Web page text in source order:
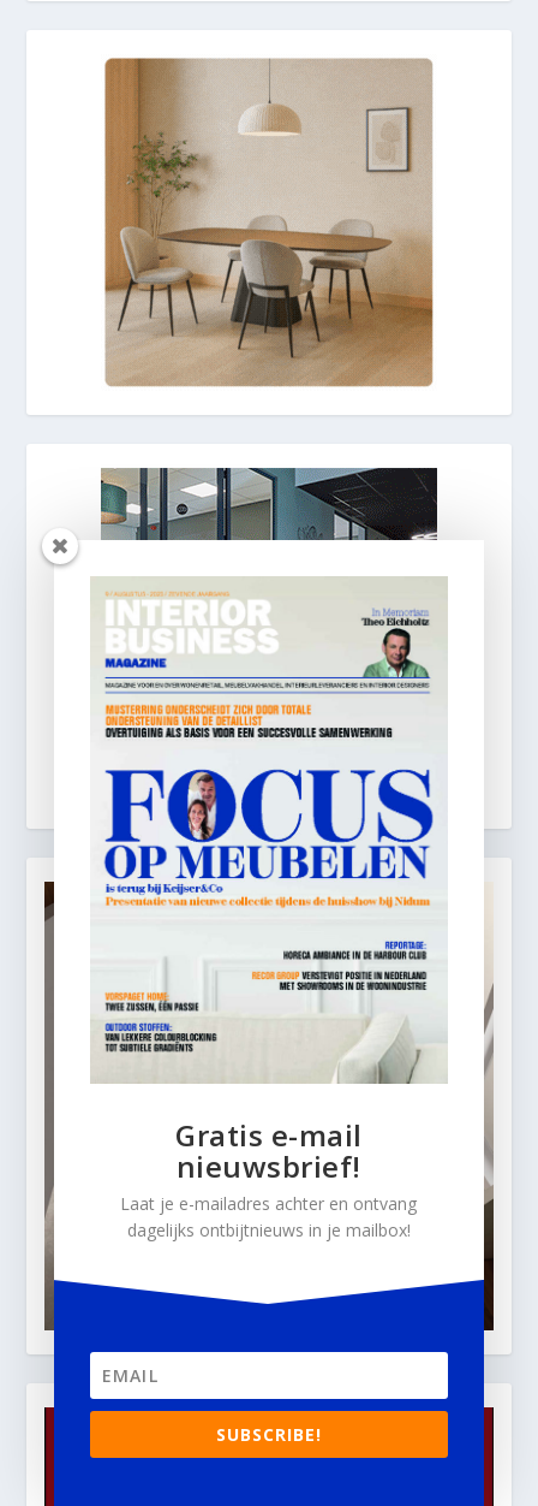
Gratis e-mail
nieuwsbrief!
Laat je e-mailadres achter en ontvang
dagelijks ontbijtnieuws in je mailbox!
SUBSCRIBE!